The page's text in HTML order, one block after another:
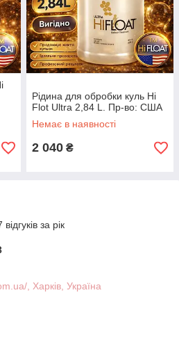
Рідина для обробки куль Hi
Flot Ultra 2,84 L. Пр-во: США
Немає в наявності
2 040 ₴
за рік
, Харків, Україна